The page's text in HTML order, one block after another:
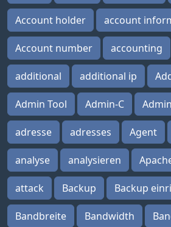
Account holder account
Account number accounting
additional additional ip
Admin Tool Admin-C
adresse adresses Agent
analyse analysieren
attack Backup Backup
Bandbreite Bandwidth